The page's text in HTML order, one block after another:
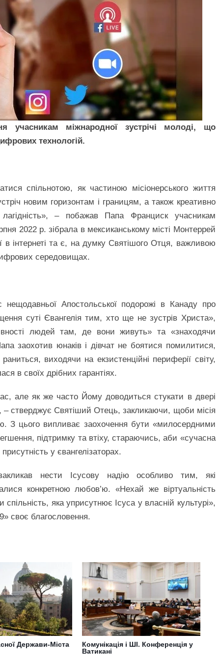
учасникам міжнародної зустрічі молоді, що
технологій.
спільнотою, як частиною місіонерського життя
новим горизонтам і границям, а також креативно
– побажав Папа Франциск учасникам
2022 р. зібрала в мексиканському місті Монтеррей
в інтернеті та є, на думку Святішого Отця, важливою
середовищах.
Апостольської подорожі в Канаду про
суті Євангелія тим, хто ще не зустрів Христа»,
людей там, де вони живуть» та «знаходячи
заохотив юнаків і дівчат не боятися помилитися,
виходячи на екзистенційні периферії світу,
в своїх дрібних гарантіях.
але як же часто Йому доводиться стукати в двері
стверджує Святіший Отець, закликаючи, щоби місія
З цього випливає заохочення бути «милосердними
підтримку та втіху, стараючись, аби «сучасна
у євангелізаторах.
нести Ісусову надію особливо тим, які
конкретною любов’ю. «Нехай же віртуальність
яка уприсутнює Ісуса у власній культурі»,
своє благословення.
Держави-Міста
Комунікація і ШІ. Конференція у
Ватикані